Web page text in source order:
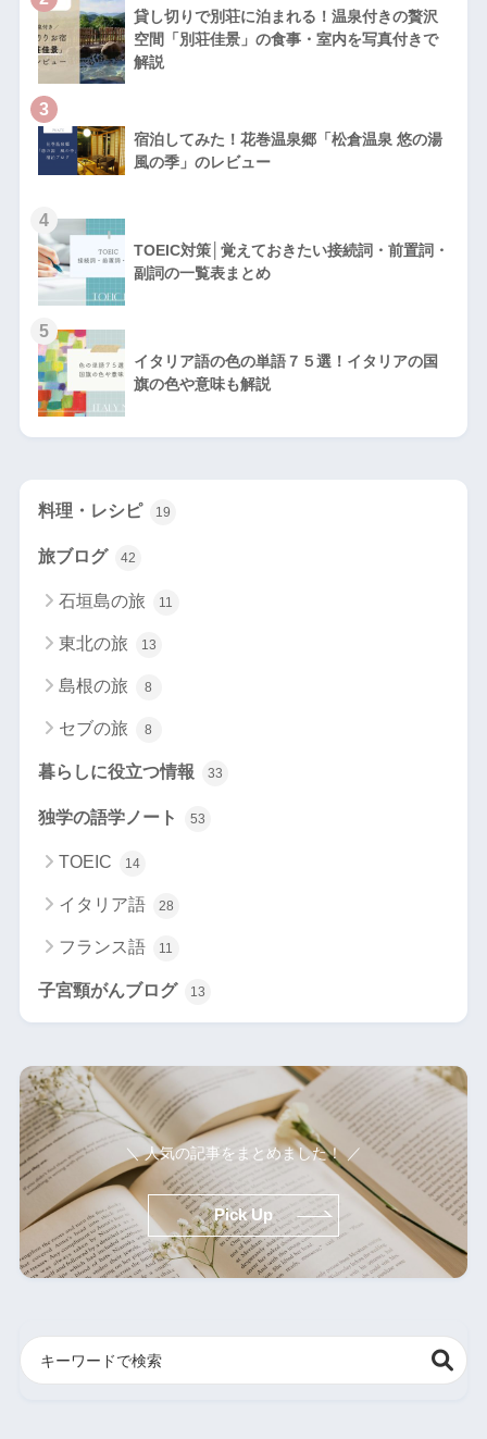
貸し切りで別荘に泊まれる！温泉付きの贅沢
空間「別荘佳景」の食事・室内を写真付きで
解説
3
宿泊してみた！花巻温泉郷「松倉温泉 悠の湯
風の季」のレビュー
4
TOEIC対策│覚えておきたい接続詞・前置詞・
副詞の一覧表まとめ
5
イタリア語の色の単語７５選！イタリアの国
旗の色や意味も解説
料理・レシピ 19
旅ブログ 42
石垣島の旅 11
東北の旅 13
島根の旅 8
セブの旅 8
暮らしに役立つ情報 33
独学の語学ノート 53
TOEIC 14
イタリア語 28
フランス語 11
子宮頸がんブログ 13
＼ 人気の記事をまとめました！ ／
Pick Up